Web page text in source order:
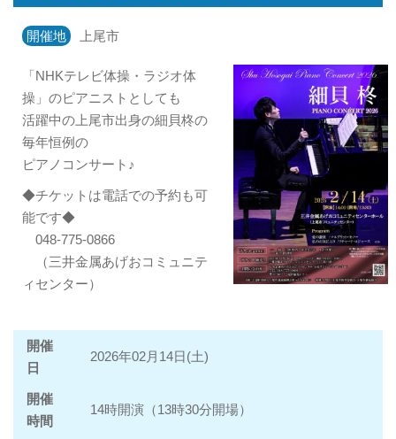
開催地 上尾市
「NHKテレビ体操・ラジオ体
操」のピアニストとしても
活躍中の上尾市出身の細貝柊の
毎年恒例の
ピアノコンサート♪
◆チケットは電話での予約も可
能です◆
048-775-0866
（三井金属あげおコミュニテ
ィセンター）
開催
日
2026年02月14日(土)
開催
時間
14時開演（13時30分開場）